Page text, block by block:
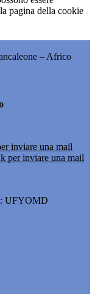
pagina della cookie
– Africo
inviare una mail
per inviare una mail
UFYOMD